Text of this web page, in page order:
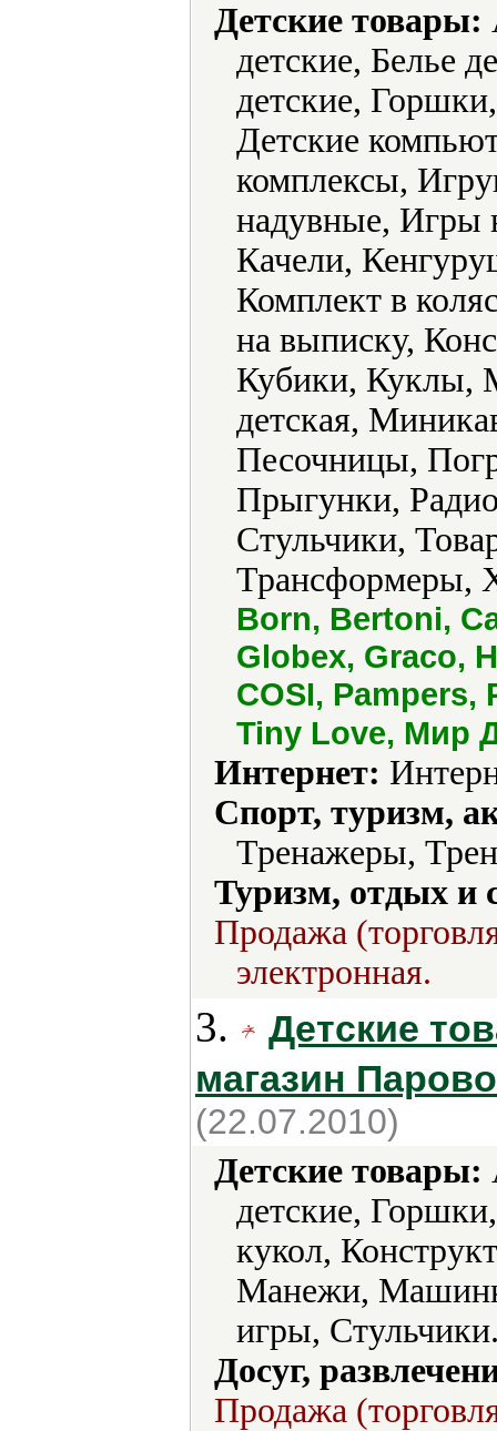
Детские товары:
детские, Белье
детские,
Детские
комплексы,
надувные, Игры
Качели,
Комплект в
на выписку,
Кубики, Куклы,
детская,
Песочницы,
Прыгунки,
Стульчики,
Трансформеры,
Born, Bertoni,
Globex, Graco,
COSI, Pampers,
Tiny Love, Мир
Интернет:
Спорт, туризм,
Тренажеры,
Туризм, отдых и
Продажа
электронная.
3.
Детские
магазин
(22.07.2010)
Детские товары:
детские,
кукол,
Манежи,
игры,
Досуг,
Продажа